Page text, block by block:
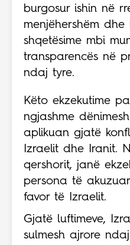
burgosur ishin në
menjëhershëm dhe
shqetësime mbi
transparencës në
ndaj tyre.
Këto ekzekutime
ngjashme
aplikuan gjatë
Izraelit dhe Iranit.
qershorit, janë
persona të
favor të Izraelit.
Gjatë luftimeve,
sulmesh ajrore